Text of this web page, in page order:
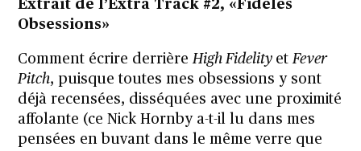
Extrait de l’Extra Track #2, «Fidèles
Obsessions»
Comment écrire derrière High Fidelity et Fever
Pitch, puisque toutes mes obsessions y sont
déjà recensées, disséquées avec une proximité
affolante (ce Nick Hornby a-t-il lu dans mes
pensées en buvant dans le même verre que